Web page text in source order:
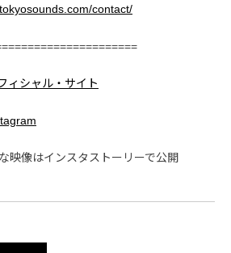
contact/
ィシャル・サイト
映像はインスタストーリーで公開